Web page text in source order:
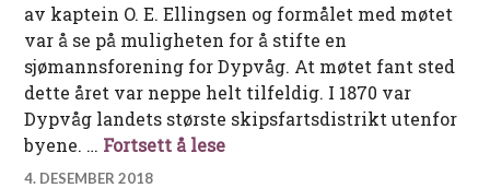
av kaptein O. E. Ellingsen og formålet med møtet
var å se på muligheten for å stifte en
sjømannsforening for Dypvåg. At møtet fant sted
dette året var neppe helt tilfeldig. I 1870 var
Dypvåg landets største skipsfartsdistrikt utenfor
byene. … Fortsett å leseDypvåg Sjømannsforening –
4. DESEMBER 2018